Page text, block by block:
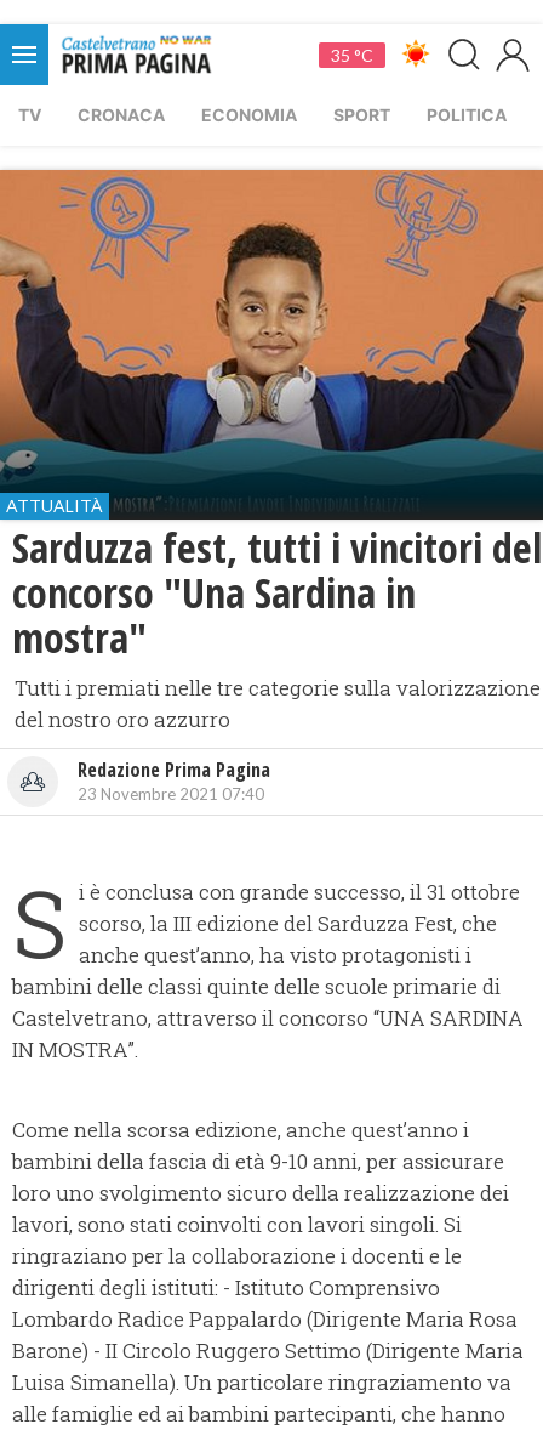
35 °C
TV CRONACA ECONOMIA SPORT POLITICA
ATTUALITÀ
Sarduzza fest, tutti i vincitori del
concorso "Una Sardina in
mostra"
Tutti i premiati nelle tre categorie sulla valorizzazione
del nostro oro azzurro
Redazione Prima Pagina
23 Novembre 2021 07:40
S i è conclusa con grande successo, il 31 ottobre
scorso, la III edizione del Sarduzza Fest, che
anche quest’anno, ha visto protagonisti i
bambini delle classi quinte delle scuole primarie di
Castelvetrano, attraverso il concorso “UNA SARDINA
IN MOSTRA”.
Come nella scorsa edizione, anche quest’anno i
bambini della fascia di età 9-10 anni, per assicurare
loro uno svolgimento sicuro della realizzazione dei
lavori, sono stati coinvolti con lavori singoli. Si
ringraziano per la collaborazione i docenti e le
dirigenti degli istituti: - Istituto Comprensivo
Lombardo Radice Pappalardo (Dirigente Maria Rosa
Barone) - II Circolo Ruggero Settimo (Dirigente Maria
Luisa Simanella). Un particolare ringraziamento va
alle famiglie ed ai bambini partecipanti, che hanno